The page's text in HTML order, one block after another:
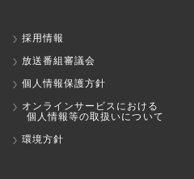
採用情報
放送番組審議会
個人情報保護方針
オンラインサービスにおける
個人情報等の取扱いについて
環境方針